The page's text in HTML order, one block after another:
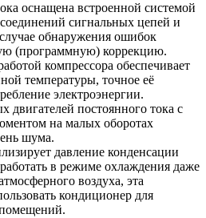
оснащена встроенной системой
сигнальных цепей и
обнаружения ошибок
(программную) коррекцию.
компрессора обеспечивает
температуры, точное её
электроэнергии.
двигателей постоянного тока с
на малых оборотах
шума.
давление конденсации
в режиме охлаждения даже
воздуха, эта
кондиционер для